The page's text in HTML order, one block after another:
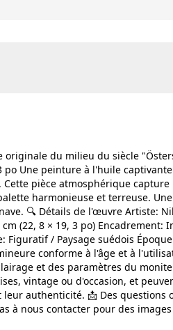
originale du milieu du siècle
po Une peinture à l'huile
pièce atmosphérique capture
harmonieuse et terreuse.
🔍 Détails de l'œuvre Artiste:
(22, 8 × 19, 3 po)
Figuratif / Paysage suédois
conforme à l'âge et à
et des paramètres du
vintage ou d'occasion, et
authenticité. 📩 Des questions
à nous contacter pour des